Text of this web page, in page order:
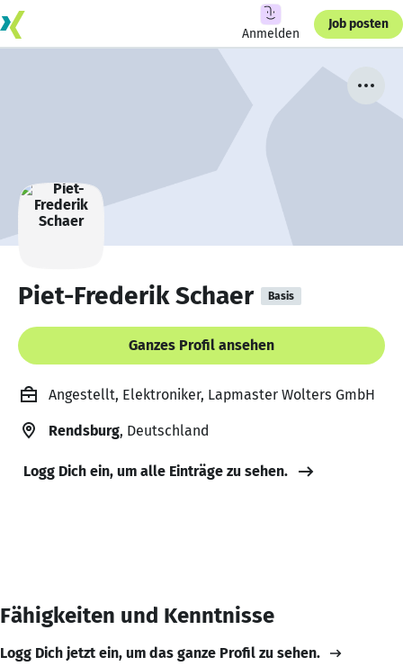
Anmelden
Job posten
Piet-Frederik Schaer Basis
Ganzes Profil ansehen
Angestellt, Elektroniker, Lapmaster Wolters GmbH
Rendsburg, Deutschland
Logg Dich ein, um alle Einträge zu sehen.
Fähigkeiten und Kenntnisse
Logg Dich jetzt ein, um das ganze Profil zu sehen.